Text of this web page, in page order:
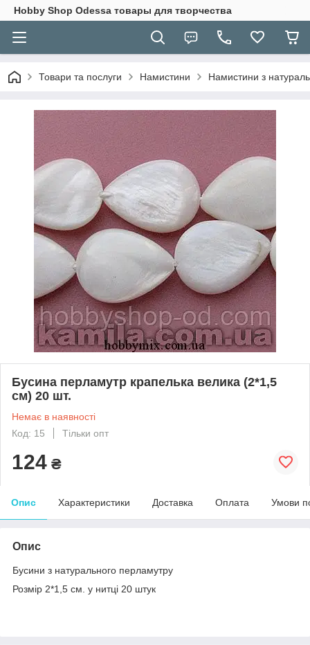
Hobbу Shop Odessa товары для творчества
Товари та послуги Намистини Намистини з
Бусина перламутр крапелька велика (2*1,5
см) 20 шт.
Немає в наявності
Код: 15
Тільки опт
124 ₴
Опис Характеристики Доставка Оплата Умови
Опис
Бусини з натурального перламутру
Розмір 2*1,5 см. у нитці 20 штук